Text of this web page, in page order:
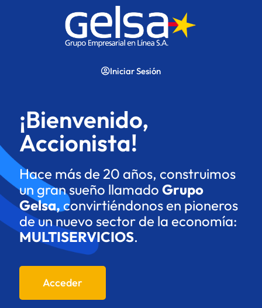
Iniciar Sesión
¡Bienvenido,
Accionista!
Hace más de 20 años, construimos
un gran sueño llamado Grupo
Gelsa, convirtiéndonos en pioneros
de un nuevo sector de la economía:
MULTISERVICIOS.
Acceder